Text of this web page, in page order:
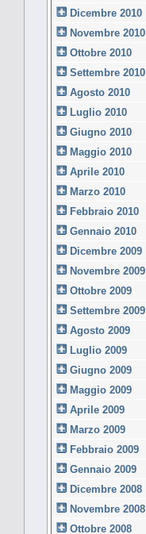
Dicembre 2010
Novembre 2010
Ottobre 2010
Settembre 2010
Agosto 2010
Luglio 2010
Giugno 2010
Maggio 2010
Aprile 2010
Marzo 2010
Febbraio 2010
Gennaio 2010
Dicembre 2009
Novembre 2009
Ottobre 2009
Settembre 2009
Agosto 2009
Luglio 2009
Giugno 2009
Maggio 2009
Aprile 2009
Marzo 2009
Febbraio 2009
Gennaio 2009
Dicembre 2008
Novembre 2008
Ottobre 2008